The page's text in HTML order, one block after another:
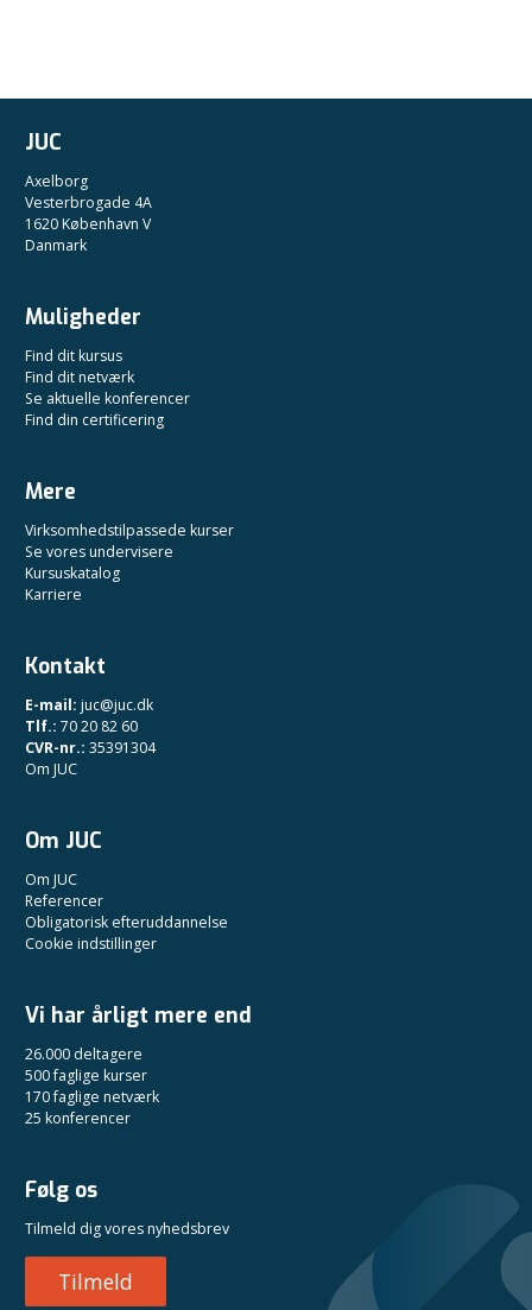
JUC
Axelborg
Vesterbrogade 4A
1620 København V
Danmark
Muligheder
Find dit kursus
Find dit netværk
Se aktuelle konferencer
Find din certificering
Mere
Virksomhedstilpassede kurser
Se vores undervisere
Kursuskatalog
Karriere
Kontakt
E-mail: juc@juc.dk
Tlf.: 70 20 82 60
CVR-nr.: 35391304
Om JUC
Om JUC
Om JUC
Referencer
Obligatorisk efteruddannelse
Cookie indstillinger
Vi har årligt mere end
26.000 deltagere
500 faglige kurser
170 faglige netværk
25 konferencer
Følg os
Tilmeld dig vores nyhedsbrev
Tilmeld